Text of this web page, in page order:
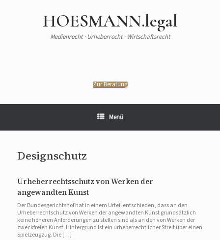
HOESMANN.legal
Medienrecht · Urheberrecht · Wirtschaftsrecht
Zur Beratung
Menü
Designschutz
Urheberrechtsschutz von Werken der
angewandten Kunst
Der Bundesgerichtshof hat in einem Urteil entschieden, dass an den
Urheberrechtschutz von Werken der angewandten Kunst grundsätzlich
keine höheren Anforderungen zu stellen sind als an den von Werken der
zweckfreien Kunst. Hintergrund ist ein urheberrechtlicher Streit über einen
Spielzeugzug. Die […]